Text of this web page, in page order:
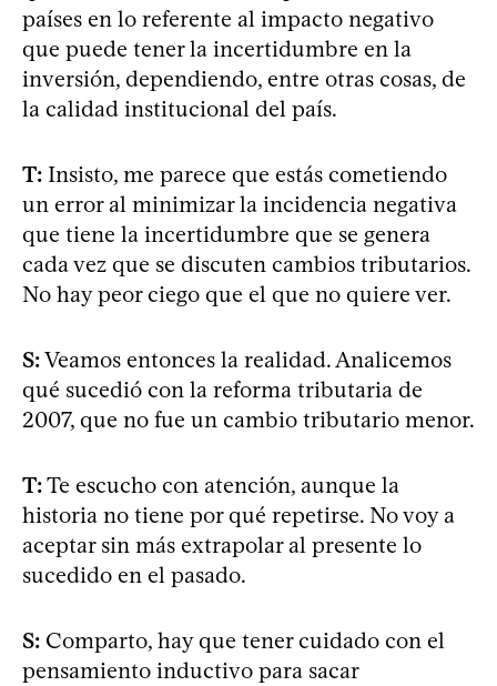
países en lo referente al impacto negativo
que puede tener la incertidumbre en la
inversión, dependiendo, entre otras cosas, de
la calidad institucional del país.
T: Insisto, me parece que estás cometiendo
un error al minimizar la incidencia negativa
que tiene la incertidumbre que se genera
cada vez que se discuten cambios tributarios.
No hay peor ciego que el que no quiere ver.
S:Veamos entonces la realidad. Analicemos
qué sucedió con la reforma tributaria de
2007, que no fue un cambio tributario menor.
T:Te escucho con atención, aunque la
historia no tiene por qué repetirse. No voy a
aceptar sin más extrapolar al presente lo
sucedido en el pasado.
S: Comparto, hay que tener cuidado con el
pensamiento inductivo para sacar